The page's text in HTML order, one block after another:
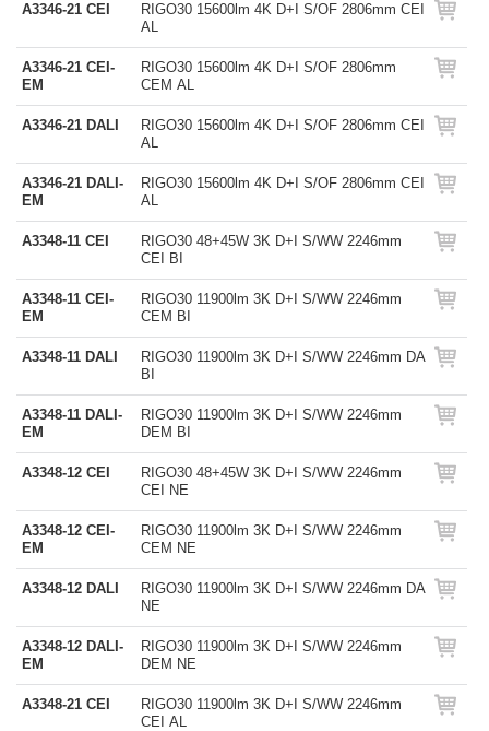
A3346-21 CEI
RIGO30 15600lm 4K D+I S/OF 2806mm CEI
AL
A3346-21 CEI-
EM
RIGO30 15600lm 4K D+I S/OF 2806mm
CEM AL
A3346-21 DALI
RIGO30 15600lm 4K D+I S/OF 2806mm CEI
AL
A3346-21 DALI-
EM
RIGO30 15600lm 4K D+I S/OF 2806mm CEI
AL
A3348-11 CEI
RIGO30 48+45W 3K D+I S/WW 2246mm
CEI BI
A3348-11 CEI-
EM
RIGO30 11900lm 3K D+I S/WW 2246mm
CEM BI
A3348-11 DALI
RIGO30 11900lm 3K D+I S/WW 2246mm DA
BI
A3348-11 DALI-
EM
RIGO30 11900lm 3K D+I S/WW 2246mm
DEM BI
A3348-12 CEI
RIGO30 48+45W 3K D+I S/WW 2246mm
CEI NE
A3348-12 CEI-
EM
RIGO30 11900lm 3K D+I S/WW 2246mm
CEM NE
A3348-12 DALI
RIGO30 11900lm 3K D+I S/WW 2246mm DA
NE
A3348-12 DALI-
EM
RIGO30 11900lm 3K D+I S/WW 2246mm
DEM NE
A3348-21 CEI
RIGO30 11900lm 3K D+I S/WW 2246mm
CEI AL